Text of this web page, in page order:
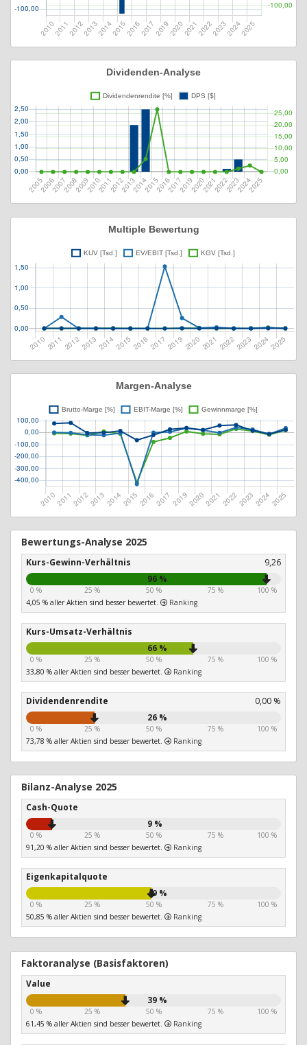
Bewertungs-Analyse 2025
Kurs-Gewinn-Verhältnis
9,26
96 %
0 % 25 % 50 % 75 %
100 %
4,05 % aller Aktien sind besser bewertet.
Ranking
Kurs-Umsatz-Verhältnis
66 %
0 % 25 % 50 % 75 %
100 %
33,80 % aller Aktien sind besser bewertet.
Ranking
Dividendenrendite
0,00 %
26 %
0 % 25 % 50 % 75 %
100 %
73,78 % aller Aktien sind besser bewertet.
Ranking
Bilanz-Analyse 2025
Cash-Quote
9 %
0 % 25 % 50 % 75 %
100 %
91,20 % aller Aktien sind besser bewertet.
Ranking
Eigenkapitalquote
49 %
0 % 25 % 50 % 75 %
100 %
50,85 % aller Aktien sind besser bewertet.
Ranking
Faktoranalyse (Basisfaktoren)
Value
39 %
0 % 25 % 50 % 75 %
100 %
61,45 % aller Aktien sind besser bewertet.
Ranking